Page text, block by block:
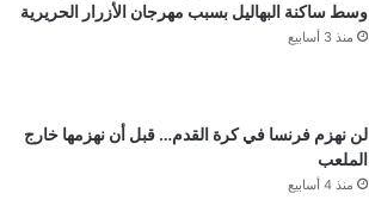
وسط ساكنة البهاليل بسبب مهرجان الأزرار الحريرية
منذ 3 أسابيع
لن نهزم فرنسا في كرة القدم… قبل أن نهزمها خارج
الملعب
منذ 4 أسابيع